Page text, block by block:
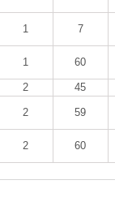
1 7
1 60
2
45
2 59
2 60